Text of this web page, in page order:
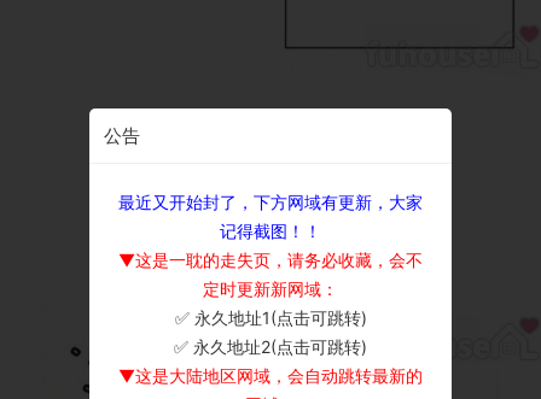
公告
最近又开始封了，下方网域有更新，大家
记得截图！！
▼这是一耽的走失页，请务必收藏，会不
定时更新新网域：
✅ 永久地址1(点击可跳转)
✅ 永久地址2(点击可跳转)
▼这是大陆地区网域，会自动跳转最新的